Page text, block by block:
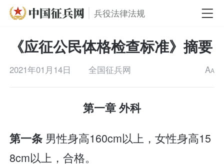
兵役法律法规
《应征公民体格检查标准》摘要
2021年01月14日 全国征兵网 AA
第一章 外科
第一条 男性身高160cm以上，女性身高15
8cm以上，合格。